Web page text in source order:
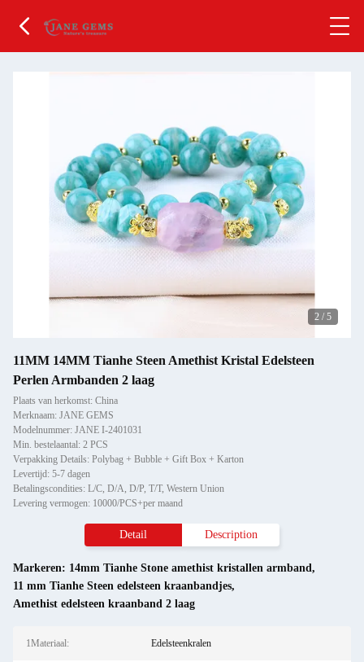
2 / 5
11MM 14MM Tianhe Steen Amethist Kristal Edelsteen
Perlen Armbanden 2 laag
Plaats van herkomst: China
Merknaam: JANE GEMS
Modelnummer: JANE I-2401031
Min. bestelaantal: 2 PCS
Verpakking Details: Polybag + Bubble + Gift Box + Karton
Levertijd: 5-7 dagen
Betalingscondities: L/C, D/A, D/P, T/T, Western Union
Levering vermogen: 10000/PCS+per maand
Detail Description
Markeren: 14mm Tianhe Stone amethist kristallen armband,
11 mm Tianhe Steen edelsteen kraanbandjes,
Amethist edelsteen kraanband 2 laag
1Materiaal: Edelsteenkralen